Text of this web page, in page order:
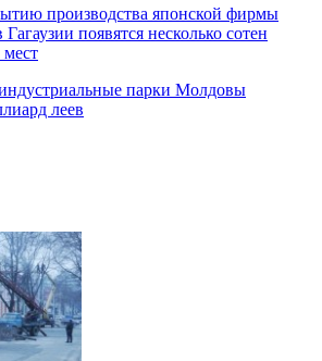
производства японской фирмы
появятся несколько сотен
парки Молдовы
леев